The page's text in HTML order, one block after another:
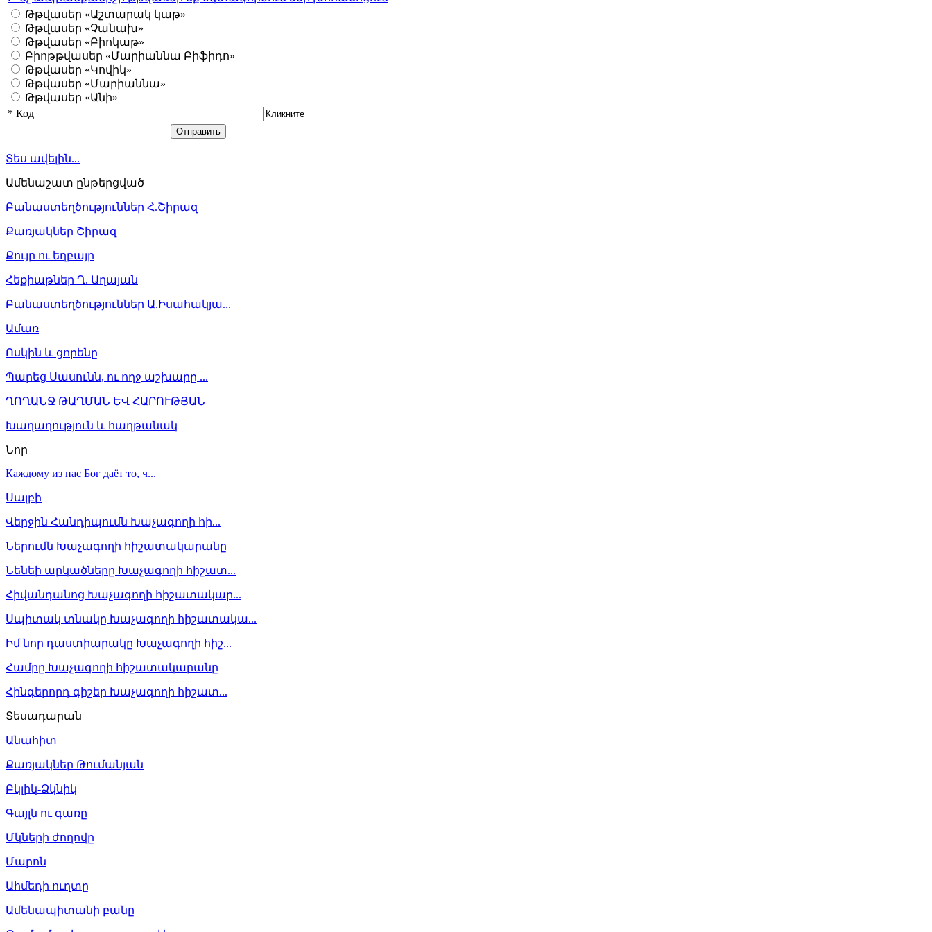
Թթվասեր «Աշտարակ կաթ»
Թթվասեր «Չանախ»
Թթվասեր «Բիոկաթ»
Բիոթթվասեր «Մարիաննա Բիֆիդո»
Թթվասեր «Կովիկ»
Թթվասեր «Մարիաննա»
Թթվասեր «Անի»
* Код
Տես ավելին...
Ամենաշատ ընթերցված
Բանաստեղծություններ Հ.Շիրազ
Քառյակներ Շիրազ
Քույր ու եղբայր
Հեքիաթներ Ղ. Աղայան
Բանաստեղծություններ Ա.Իսահակյա...
Ամառ
Ոսկին և ցորենը
Պարեց Սասունն, ու ողջ աշխարը ...
ՂՈՂԱՆՋ ԹԱՂՄԱՆ ԵՎ ՀԱՐՈՒԹՅԱՆ
Խաղաղություն և հաղթանակ
Նոր
Каждому из нас Бог даёт то, ч...
Սալբի
Վերջին Հանդիպումն Խաչագողի հի...
Ներումն Խաչագողի հիշատակարանը
Նենեի արկածները Խաչագողի հիշատ...
Հիվանդանոց Խաչագողի հիշատակար...
Սպիտակ տնակը Խաչագողի հիշատակա...
Իմ նոր դաստիարակը Խաչագողի հիշ...
Համրը Խաչագողի հիշատակարանը
Հինգերորդ գիշեր Խաչագողի հիշատ...
Տեսադարան
Անահիտ
Քառյակներ Թումանյան
Բկլիկ-Ձկնիկ
Գայլն ու գառը
Մկների ժողովը
Մարոն
Ահմեդի ուղտը
Ամենապիտանի բանը